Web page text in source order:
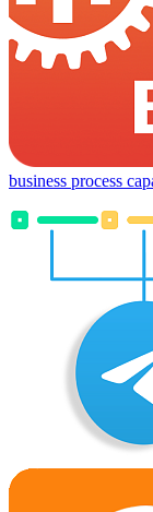
business process